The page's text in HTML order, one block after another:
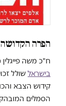
הפרה הקדושה
ח"כ משה
בישראל שולל
קידוש הצבא
הסמלים